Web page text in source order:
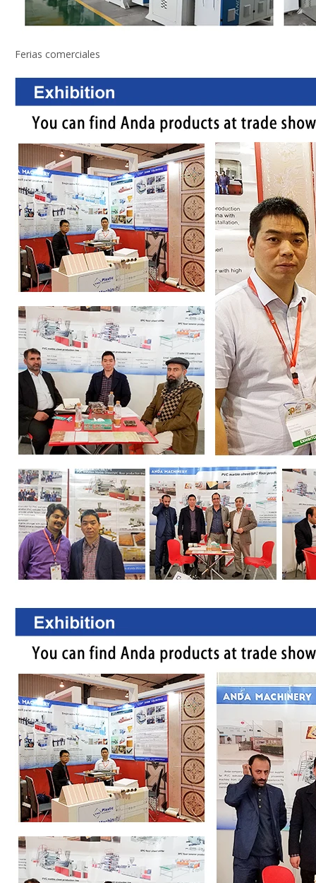
Ferias comerciales